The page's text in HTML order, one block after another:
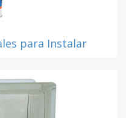
para Instalar